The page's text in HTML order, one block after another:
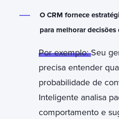
O CRM fornece
para melhorar decisões
Por exemplo:Seu
precisa entender
probabilidade de
Inteligente analisa
comportamento e